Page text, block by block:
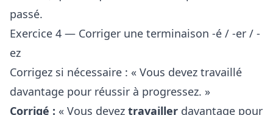
passé.
Exercice 4 — Corriger une terminaison -é / -er / -
ez
Corrigez si nécessaire : « Vous devez travaillé
davantage pour réussir à progressez. »
Corrigé : « Vous devez travailler davantage pour